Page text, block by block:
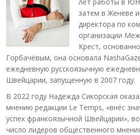
затем в Женеве
директора по
организации
Крест,
Горбачёвым, она основала
ежедневную русскоязычную
Швейцарии, запущенную в 2007 году.
В 2022 году Надежда Сикорская
мнению редакции Le Temps, «внёс
успех франкоязычной Швейцарии»,
число лидеров общественного